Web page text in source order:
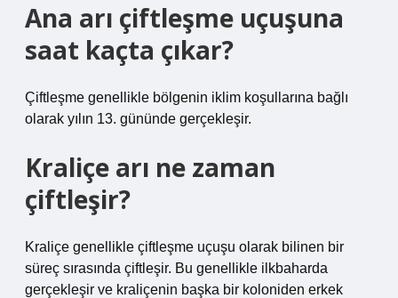
Ana arı çiftleşme uçuşuna
saat kaçta çıkar?
Çiftleşme genellikle bölgenin iklim koşullarına bağlı
olarak yılın 13. gününde gerçekleşir.
Kraliçe arı ne zaman
çiftleşir?
Kraliçe genellikle çiftleşme uçuşu olarak bilinen bir
süreç sırasında çiftleşir. Bu genellikle ilkbaharda
gerçekleşir ve kraliçenin başka bir koloniden erkek